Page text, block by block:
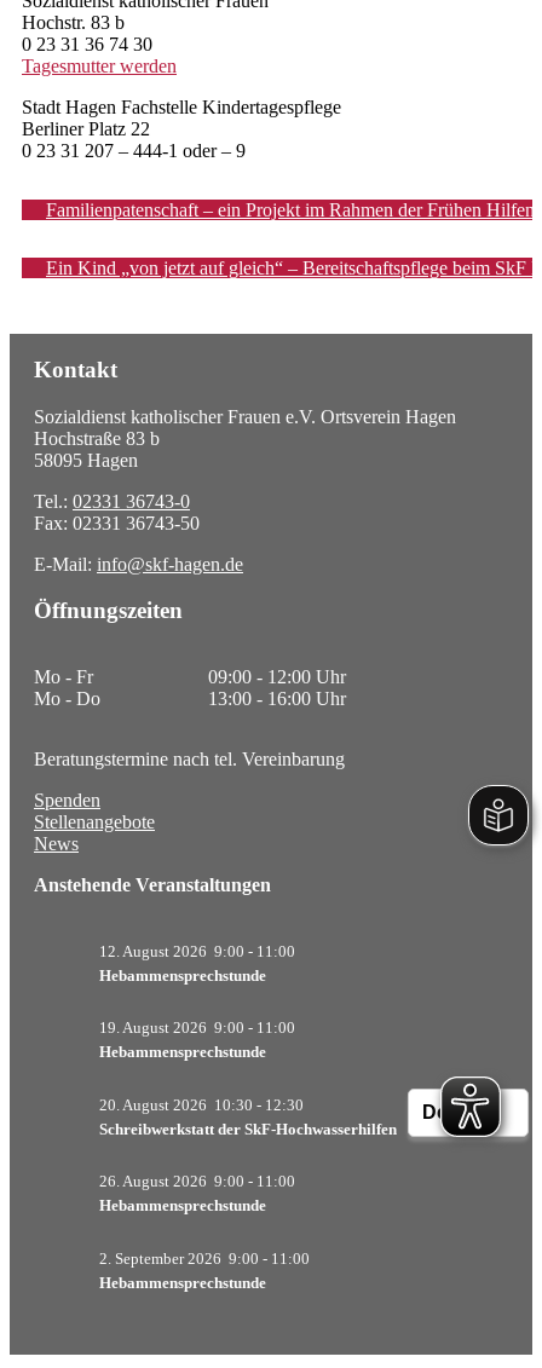
FAIRselbständigung
NeuHaus
Ambulante Angebote
Zusatzangebot Clearing
Leistungsbeschreibungen & Konzepte
News
Stellenangebote
Aktuelle Termine
Gremien
Jahresrückblick
So können Sie helfen
Ehrenamt
Mitgliedschaft
Anfahrt
Impressum
Hochstr. 83 b
0 23 31 36 74 30
Tagesmutter werden
Stadt Hagen Fachstelle Kindertagespflege
Berliner Platz 22
0 23 31 207 – 444-1 oder – 9
Beitragsnavigation
Familienpatenschaft – ein Projekt im Rahmen der Frühen Hilfen
Ein Kind „von jetzt auf gleich“ – Bereitschaftspflege beim SkF
Kontakt
Sozialdienst katholischer Frauen e.V. Ortsverein Hagen
Hochstraße 83 b
58095 Hagen
Tel.: 02331 36743-0
Fax: 02331 36743-50
E-Mail: info@skf-hagen.de
Öffnungszeiten
Mo - Fr
Mo - Do
09:00 - 12:00 Uhr
13:00 - 16:00 Uhr
Beratungstermine nach tel. Vereinbarung
Spenden
Stellenangebote
News
Anstehende Veranstaltungen
12. August 2026 9:00 - 11:00
Hebammensprechstunde
19. August 2026 9:00 - 11:00
Hebammensprechstunde
20. August 2026 10:30 - 12:30
Schreibwerkstatt der SkF-Hochwasserhilfen
26. August 2026 9:00 - 11:00
Hebammensprechstunde
2. September 2026 9:00 - 11:00
Hebammensprechstunde